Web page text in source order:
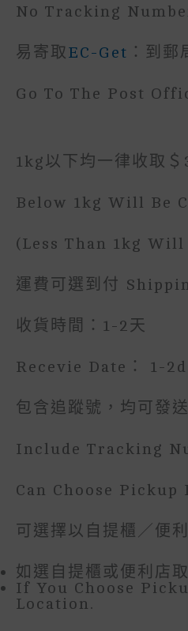
No Tracking
易寄取 EC-Get ：到
Go To The Post
1kg以下均一律收取
Below 1kg Will Be
(less Than 1kg Will
運費可選到付
收貨時間：1-2天
Recevie Date： 1-
包含追蹤號，均可發送
Include Tracking
Can Choose
可選擇以自提櫃／便
如選自提櫃或便利店
If You Choose
Location.